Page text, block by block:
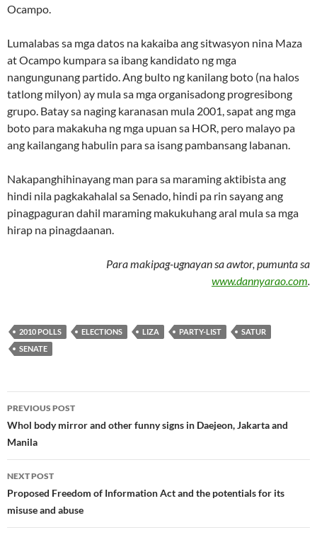
Ocampo.
Lumalabas sa mga datos na kakaiba ang sitwasyon nina Maza
at Ocampo kumpara sa ibang kandidato ng mga
nangungunang partido. Ang bulto ng kanilang boto (na halos
tatlong milyon) ay mula sa mga organisadong progresibong
grupo. Batay sa naging karanasan mula 2001, sapat ang mga
boto para makakuha ng mga upuan sa HOR, pero malayo pa
ang kailangang habulin para sa isang pambansang labanan.
Nakapanghihinayang man para sa maraming aktibista ang
hindi nila pagkakahalal sa Senado, hindi pa rin sayang ang
pinagpaguran dahil maraming makukuhang aral mula sa mga
hirap na pinagdaanan.
Para makipag-ugnayan sa awtor, pumunta sa
www.dannyarao.com.
2010 POLLS ELECTIONS LIZA PARTY-LIST
SATUR
SENATE
Post
navigation
PREVIOUS POST
Whol body mirror and other funny signs in Daejeon, Jakarta and
Manila
NEXT POST
Proposed Freedom of Information Act and the potentials for its
misuse and abuse